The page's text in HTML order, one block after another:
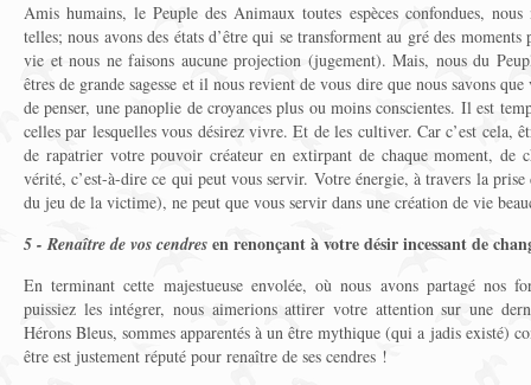
Amis humains, le Peuple des Animaux toutes espèces confondues, nous
telles; nous avons des états d’être qui se transforment au gré des moments
vie et nous ne faisons aucune projection (jugement). Mais, nous du
êtres de grande sagesse et il nous revient de vous dire que nous savons
de penser, une panoplie de croyances plus ou moins conscientes. Il est
celles par lesquelles vous désirez vivre. Et de les cultiver. Car c’est cela,
de rapatrier votre pouvoir créateur en extirpant de chaque moment, de
vérité, c’est-à-dire ce qui peut vous servir. Votre énergie, à travers la
du jeu de la victime), ne peut que vous servir dans une création de vie
5 - Renaître de vos cendres en renonçant à votre désir incessant de
En terminant cette majestueuse envolée, où nous avons partagé nos
puissiez les intégrer, nous aimerions attirer votre attention sur une
Hérons Bleus, sommes apparentés à un être mythique (qui a jadis existé)
être est justement réputé pour renaître de ses cendres !